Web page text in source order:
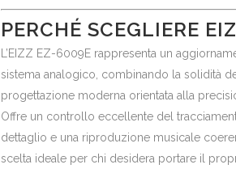
PERCHÉ SCEGLIERE
L’EIZZ EZ-6009E rappresenta un
sistema analogico, combinando la solidità
progettazione moderna orientata alla
Offre un controllo eccellente del
dettaglio e una riproduzione musicale
scelta ideale per chi desidera portare il